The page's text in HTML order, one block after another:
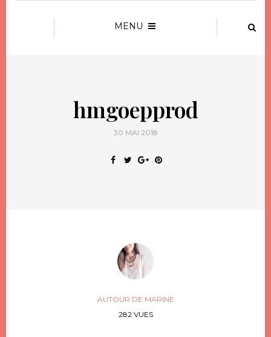
MENU
hmgoepprod
30 MAI 2018
AUTOUR DE MARINE
282 VUES